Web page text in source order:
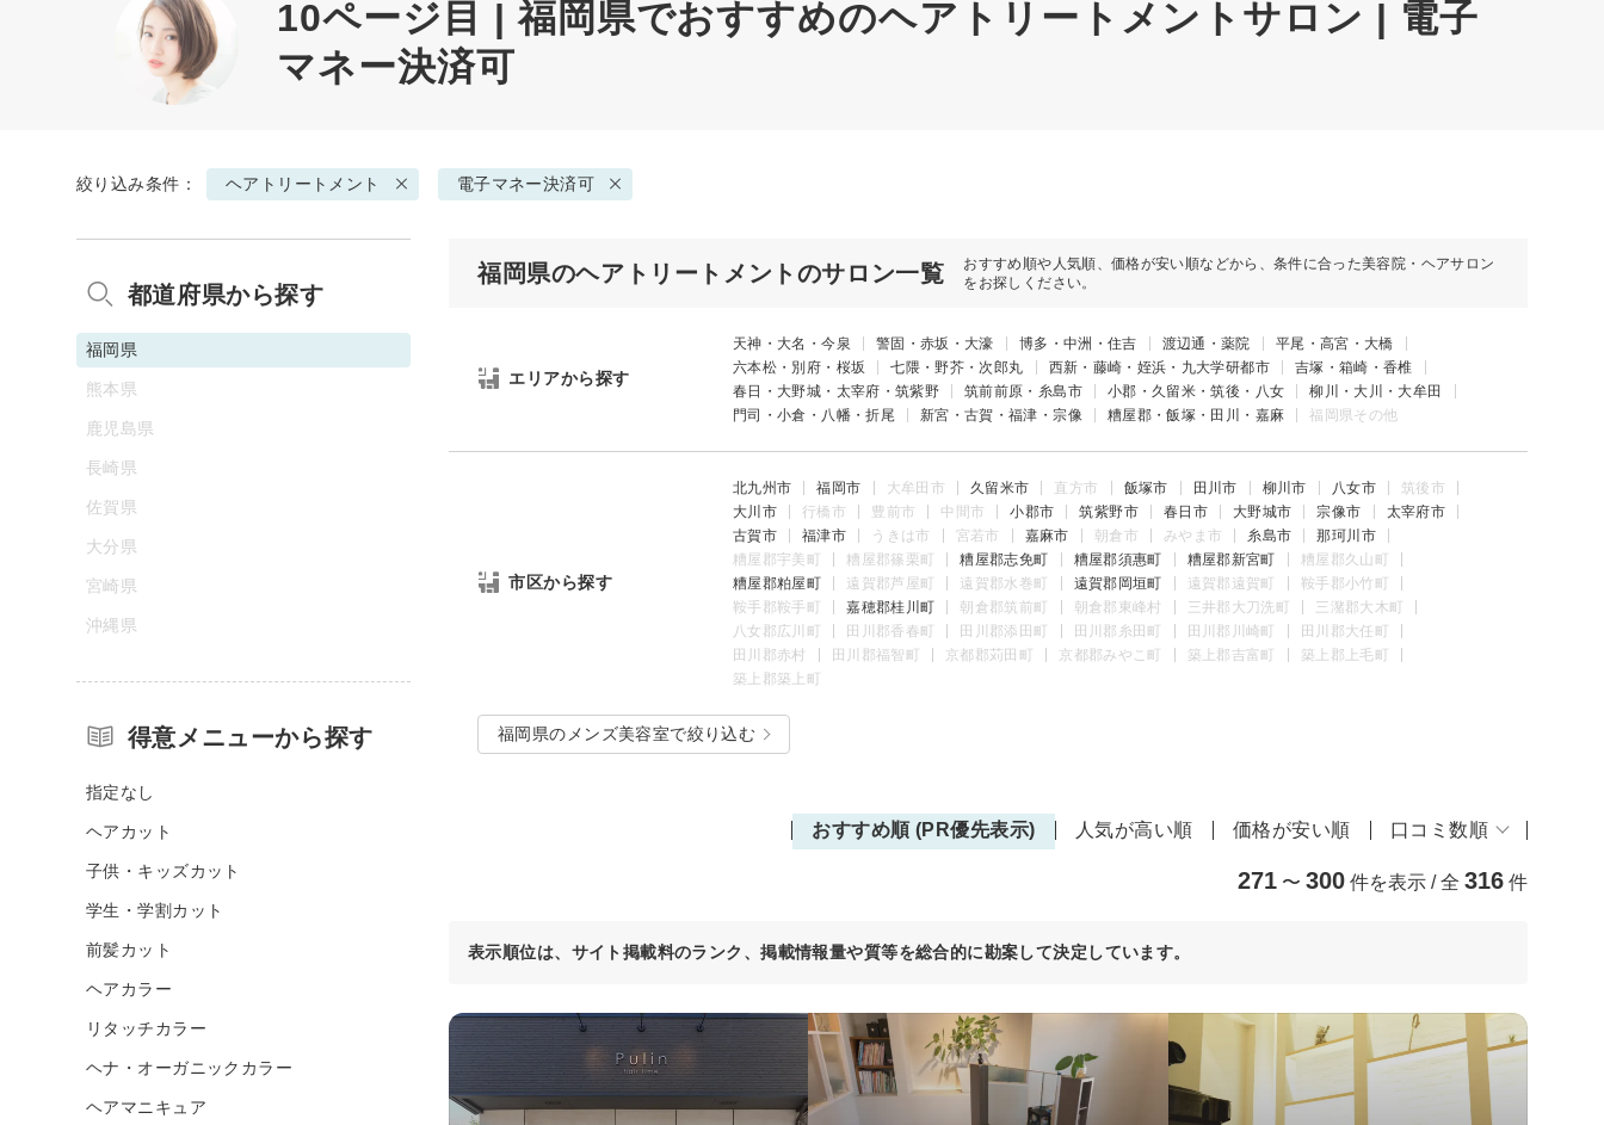
10ページ目 | 福岡県でおすすめのヘアトリートメントサロン | 電子
マネー決済可
絞り込み条件： ヘアトリートメント 電子マネー決済可
福岡県のヘアトリートメントのサロン一覧
おすすめ順や人気順、価格が安い順などから、条件に合った美容院・ヘアサロン
をお探しください。
エリアから探す
天神・大名・今泉 警固・赤坂・大濠 博多・中洲・住吉 渡辺通・薬院
平尾・高宮・大橋
六本松・別府・桜坂
七隈・野芥・次郎丸 西新・藤崎・姪浜・九大学研都市
吉塚・箱崎・香椎
春日・大野城・太宰府・筑紫野
筑前前原・糸島市 小郡・久留米・筑後・八女
柳川・大川・大牟田
門司・小倉・八幡・折尾
新宮・古賀・福津・宗像 糟屋郡・飯塚・田川・嘉麻 福岡県その他
市区から探す
北九州市 福岡市 大牟田市 久留米市 直方市 飯塚市 田川市 柳川市 八女市
筑後市
大川市
行橋市 豊前市 中間市 小郡市 筑紫野市 春日市 大野城市 宗像市
太宰府市
古賀市
福津市 うきは市 宮若市 嘉麻市 朝倉市 みやま市 糸島市
那珂川市
糟屋郡宇美町
糟屋郡篠栗町 糟屋郡志免町 糟屋郡須惠町 糟屋郡新宮町
糟屋郡久山町
糟屋郡粕屋町
遠賀郡芦屋町 遠賀郡水巻町 遠賀郡岡垣町 遠賀郡遠賀町
鞍手郡小竹町
鞍手郡鞍手町
嘉穂郡桂川町 朝倉郡筑前町 朝倉郡東峰村 三井郡大刀洗町
三潴郡大木町
八女郡広川町
田川郡香春町 田川郡添田町 田川郡糸田町 田川郡川崎町
田川郡大任町
田川郡赤村
田川郡福智町 京都郡苅田町 京都郡みやこ町 築上郡吉富町
築上郡上毛町
築上郡築上町
福岡県のメンズ美容室で絞り込む
おすすめ順 (PR優先表示) 人気が高い順 価格が安い順 口コミ数順
271 〜 300 件を表示 / 全 316 件
表示順位は、サイト掲載料のランク、掲載情報量や質等を総合的に勘案して決定しています。
都道府県から探す
福岡県
熊本県
鹿児島県
長崎県
佐賀県
大分県
宮崎県
沖縄県
得意メニューから探す
指定なし
ヘアカット
子供・キッズカット
学生・学割カット
前髪カット
ヘアカラー
リタッチカラー
ヘナ・オーガニックカラー
ヘアマニキュア